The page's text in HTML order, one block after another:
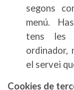
segons
menú.
tens les
ordinador,
el servei
Cookies de